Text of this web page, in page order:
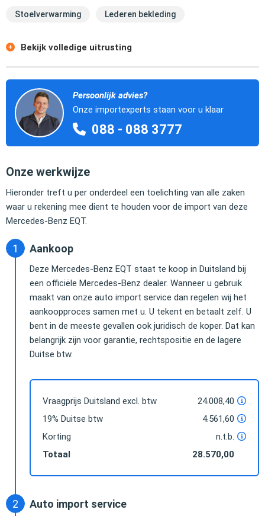
Stoelverwarming Lederen bekleding
Bekijk volledige uitrusting
Persoonlijk advies?
Onze importexperts staan voor u klaar
088 - 088 3777
Onze werkwijze
Hieronder treft u per onderdeel een toelichting van alle zaken
waar u rekening mee dient te houden voor de import van deze
Mercedes-Benz EQT.
Aankoop
Deze Mercedes-Benz EQT staat te koop in Duitsland bij
een officiële Mercedes-Benz dealer. Wanneer u gebruik
maakt van onze auto import service dan regelen wij het
aankoopproces samen met u. U tekent en betaalt zelf. U
bent in de meeste gevallen ook juridisch de koper. Dat kan
belangrijk zijn voor garantie, rechtspositie en de lagere
Duitse btw.
Vraagprijs Duitsland excl. btw
24.008,40
19% Duitse btw
4.561,60
Korting
n.t.b.
Totaal
28.570,00
Auto import service